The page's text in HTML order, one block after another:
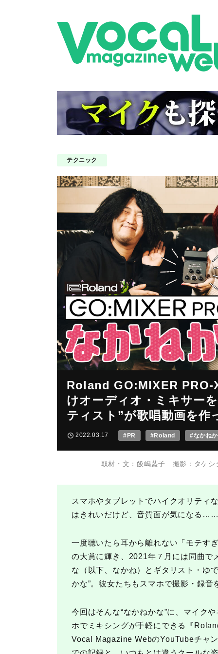
テクニック
Roland GO:MIXER
けオーディオ・ミキサー
ティスト”が歌唱動画を作
2022.03.17 #PR #Roland #なかね
取材・文：飯嶋藍子 撮影：タケ
スマホやタブレットでハイクオリティ
はきれいだけど、音質面が気になる
一度聴いたら耳から離れない「モテす
の大賞に輝き、2021年７月には同曲で
な（以下、なかね）とギタリスト・ゆ
かな”。彼女たちもスマホで撮影・録音
今回はそんな“なかねかな”に、マイク
ホでミキシングが手軽にできる『
Vocal Magazine WebのYouTubeチャ